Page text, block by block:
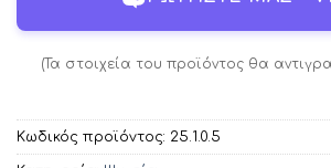
(Τα στοιχεία του προϊόντος θα
Κωδικός προϊόντος: 25.1.0.5